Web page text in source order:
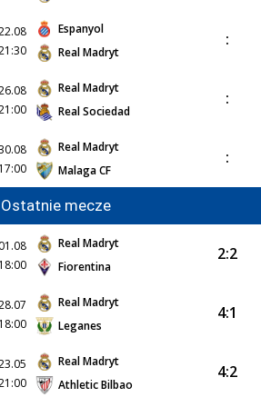
Espanyol
Real Madryt
:
Real Madryt
Real Sociedad
:
Real Madryt
Malaga CF
:
Ostatnie mecze
Real Madryt
Fiorentina
2:2
Real Madryt
Leganes
4:1
Real Madryt
Athletic Bilbao
4:2